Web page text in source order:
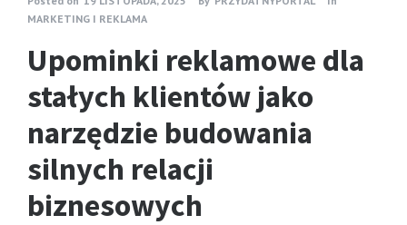
MARKETING I REKLAMA
Upominki reklamowe dla
stałych klientów jako
narzędzie budowania
silnych relacji
biznesowych